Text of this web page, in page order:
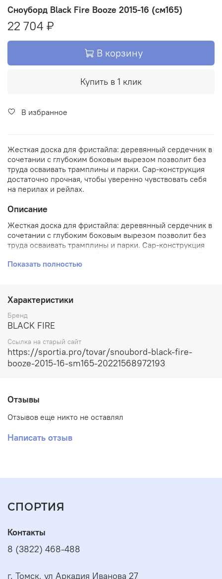
Сноуборд Black Fire Booze 2015-16 (см165)
22 704 ₽
В корзину
Купить в 1 клик
В избранное
Жесткая доска для фристайла: деревянный сердечник в
сочетании с глубоким боковым вырезом позволит без
труда осваивать трамплины и парки. Cap-конструкция
достаточно прочная, чтобы уверенно чувствовать себя
на перилах и рейлах.
Описание
Жесткая доска для фристайла: деревянный сердечник в
сочетании с глубоким боковым вырезом позволит без
труда осваивать трамплины и парки. Cap-конструкция
на перилах и рейлах.
Показать полностью
Характеристики
Бренд
BLACK FIRE
Ссылка на старый сайт
https://sportia.pro/tovar/snoubord-black-fire-
booze-2015-16-sm165-20221568972193
Отзывы
Отзывов еще никто не оставлял
Написать отзыв
СПОРТИЯ
Контакты
8 (3822) 468-488
г. Томск, ул Аркадия Иванова 27